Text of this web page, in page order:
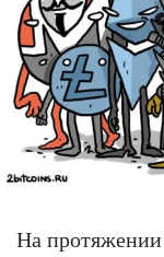
На протяжении